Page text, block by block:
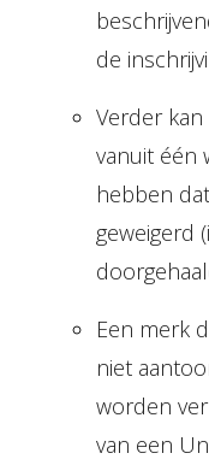
de
Verder
vanuit één
hebben
geweigerd
Een merk
niet
worden
van een